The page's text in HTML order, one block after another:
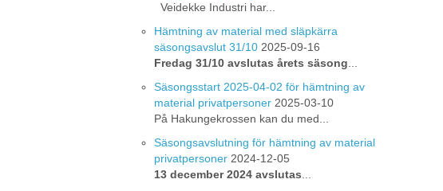
Veidekke Industri har...
Hämtning av material med släpkärra
säsongsavslut 31/10 2025-09-16
Fredag 31/10 avslutas årets säsong
Säsongsstart 2025-04-02 för hämtning av
material privatpersoner 2025-03-10
På Hakungekrossen kan du med...
Säsongsavslutning för hämtning av material
privatpersoner 2024-12-05
13 december 2024 avslutas